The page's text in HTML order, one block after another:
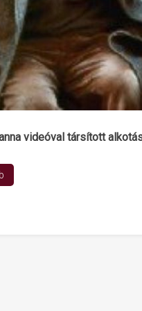
videóval társított